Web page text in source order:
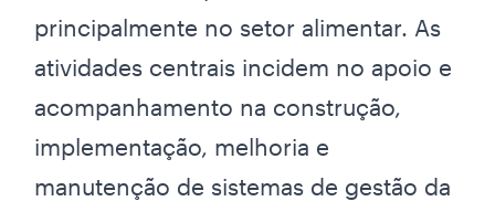
principalmente no setor alimentar. As
atividades centrais incidem no apoio e
acompanhamento na construção,
implementação, melhoria e
manutenção de sistemas de gestão da